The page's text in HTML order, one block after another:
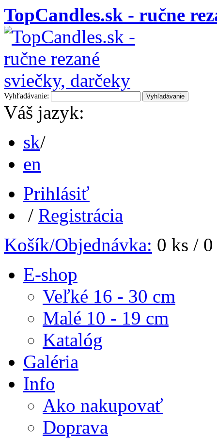
TopCandles.sk - ručne
Vyhľadávanie: Vyhľadávanie
Váš jazyk:
sk/
en
Prihlásiť
/ Registrácia
Košík/Objednávka: 0 ks /
E-shop
Veľké 16 - 30 cm
Malé 10 - 19 cm
Katalóg
Galéria
Info
Ako nakupovať
Doprava